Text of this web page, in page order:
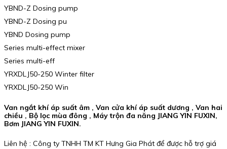
YBND-Z Dosing pump
YBND-Z Dosing pu
YBND Dosing pump
Series multi-effect mixer
Series multi-eff
YRXDLJ50-250 Winter filter
YRXDLJ50-250 Win
Van ngắt khí áp suất âm , Van cửa khí áp suất dương , Van hai
chiều , Bộ lọc mùa đông , Máy trộn đa năng JIANG YIN FUXIN,
Bơm JIANG YIN FUXIN.
Liên hệ : Công ty TNHH TM KT Hưng Gia Phát để được hỗ trợ giá